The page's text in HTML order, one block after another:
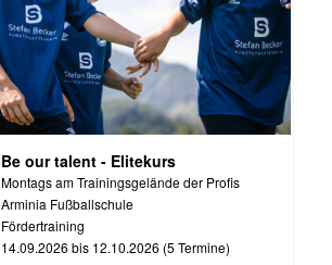
Be our talent - Elitekurs
Montags am Trainingsgelände der Profis
Arminia Fußballschule
Fördertraining
14.09.2026 bis 12.10.2026 (5 Termine)